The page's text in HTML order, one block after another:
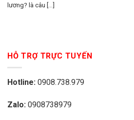
lương? là câu [...]
HỖ TRỢ TRỰC TUYẾN
Hotline: 0908.738.979
Zalo: 0908738979